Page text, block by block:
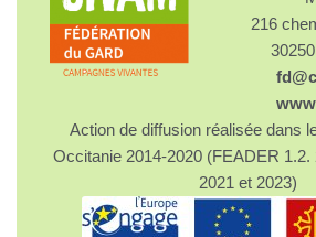
216
Action de diffusion réalisée dans
Occitanie 2014-2020 (FEADER 1.2.
2021 et 2023)